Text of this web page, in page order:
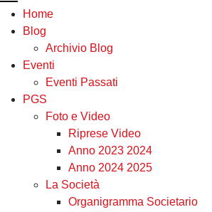
Home
Blog
Archivio Blog
Eventi
Eventi Passati
PGS
Foto e Video
Riprese Video
Anno 2023 2024
Anno 2024 2025
La Società
Organigramma Societario